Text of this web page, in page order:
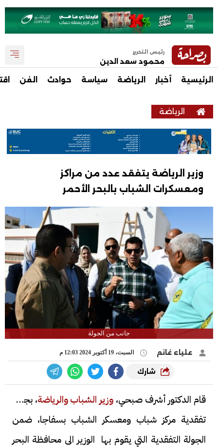
رئيس التحرير
محمود سعد الدين
الرئيسية أخبار الرياضة سياسة حوادث الفن
الرياضة
وزير الرياضة يتفقد عدد من مراكز
ومعسكرات الشباب بالبحر الأحمر
جانب من الجولة
علياء غانم السبت، 19 أكتوبر 2024 12:03 م
شارك
قام الدكتور أشرف صبحي، وزير الشباب والرياضة، بجولة
تفقدية مركز شباب ومعسكر الشباب بسفاجا، ضمن
الجولة التفقدية التي يقوم بها الوزير الى محافظة البحر